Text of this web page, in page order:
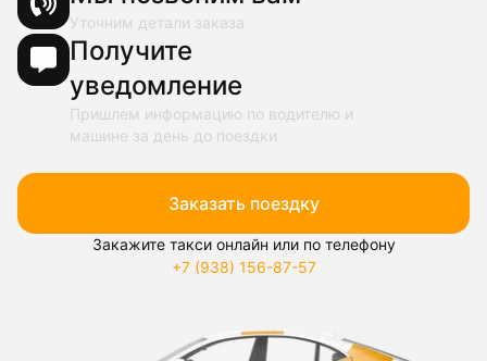
Уточним детали заказа
Получите
уведомление
Пришлем информацию по водителю и
машине за день до поездки
Заказать поездку
Закажите такси онлайн или по телефону
+7 (938) 156-87-57